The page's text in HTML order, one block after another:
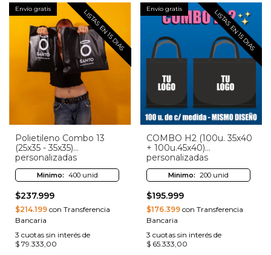
Envío gratis LISTAS EN 15 DIAS
Polietileno Combo 13
(25x35 - 35x35)
personalizadas
Minimo: 400 unid
$237.999
$214.199 con Transferencia
Bancaria
3 cuotas sin interés de
$ 79.333,00
Envío gratis LISTAS EN 15 DIAS
COMBO H2 (100u. 35x40
+ 100u.45x40)
personalizadas
Minimo: 200 unid
$195.999
$176.399con Transferencia
Bancaria
3 cuotas sin interés de
$ 65.333,00